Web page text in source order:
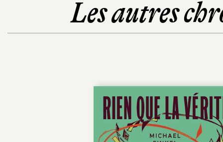
Les autres